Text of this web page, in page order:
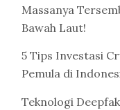
Massanya
Bawah Laut!
5 Tips Investasi
Pemula di
Teknologi